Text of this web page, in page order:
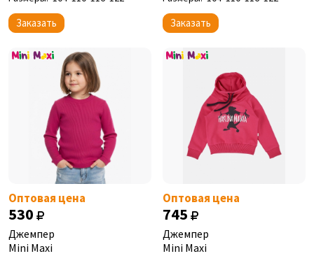
Заказать Заказать
Оптовая цена
530
Джемпер
Mini Maxi
Оптовая цена
745
Джемпер
Mini Maxi